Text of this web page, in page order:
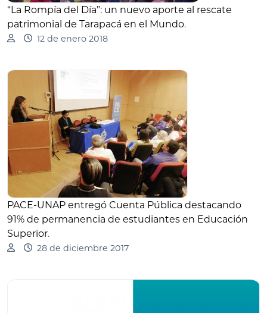
“La Rompía del Día”: un nuevo aporte al rescate
patrimonial de Tarapacá en el Mundo.
12 de enero 2018
PACE-UNAP entregó Cuenta Pública destacando
91% de permanencia de estudiantes en Educación
Superior.
28 de diciembre 2017